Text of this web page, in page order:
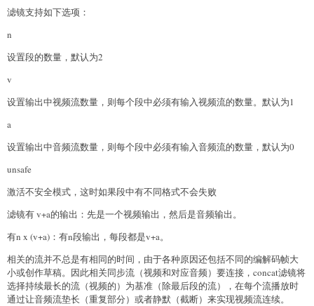
滤镜支持如下选项：
n
设置段的数量，默认为2
v
设置输出中视频流数量，则每个段中必须有输入视频流的数量。默认为1
a
设置输出中音频流数量，则每个段中必须有输入音频流的数量，默认为0
unsafe
激活不安全模式，这时如果段中有不同格式不会失败
滤镜有 v+a的输出：先是一个视频输出，然后是音频输出。
有n x (v+a)：有n段输出，每段都是v+a。
相关的流并不总是有相同的时间，由于各种原因还包括不同的编解码帧大
小或创作草稿。因此相关同步流（视频和对应音频）要连接，concat滤镜将
选择持续最长的流（视频的）为基准（除最后段的流），在每个流播放时
通过让音频流垫长（重复部分）或者静默（截断）来实现视频流连续。